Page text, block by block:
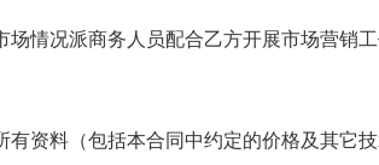
况派商务人员配合乙方开展市场营销工
资料（包括本合同中约定的价格及其它技